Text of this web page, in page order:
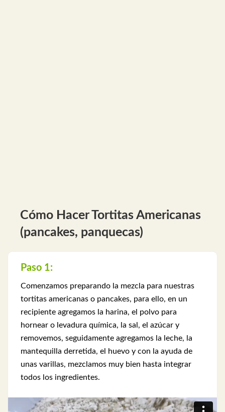
Cómo Hacer Tortitas Americanas
(pancakes, panquecas)
Paso 1:
Comenzamos preparando la mezcla para nuestras
tortitas americanas o pancakes, para ello, en un
recipiente agregamos la harina, el polvo para
hornear o levadura química, la sal, el azúcar y
removemos, seguidamente agregamos la leche, la
mantequilla derretida, el huevo y con la ayuda de
unas varillas, mezclamos muy bien hasta integrar
todos los ingredientes.